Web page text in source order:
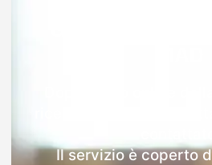
Il servizio è coperto